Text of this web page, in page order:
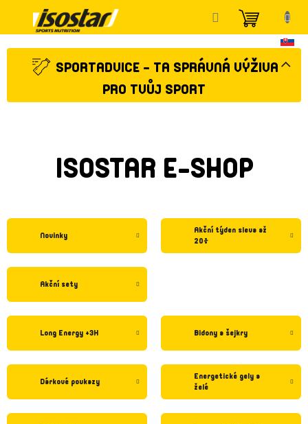
obsah
KOŠÍK
SPORTADVICE - TA SPRÁVNÁ VÝŽIVA
PRO TVŮJ SPORT
ISOSTAR E-SHOP
Novinky
Akční týden sleva až
20%
Akční sety
Long Energy +3H Bidony a šejkry
Dárkové poukazy
Energetické gely a
želé